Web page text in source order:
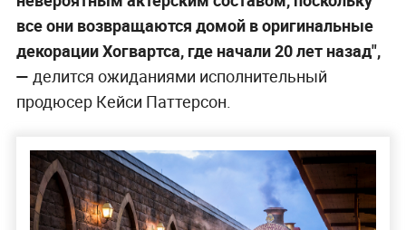
все они возвращаются домой в оригинальные
декорации Хогвартса, где начали 20 лет назад",
— делится ожиданиями исполнительный
продюсер Кейси Паттерсон.